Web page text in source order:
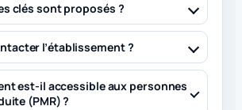
clés sont proposés ?
l’établissement ?
est-il accessible aux personnes
(PMR) ?